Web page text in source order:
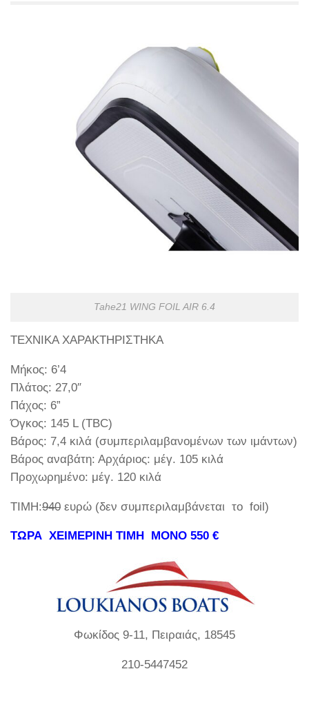
Tahe21 WING FOIL AIR 6.4
ΤΕΧΝΙΚΑ ΧΑΡΑΚΤΗΡΙΣΤΗΚΑ
Μήκος: 6’4
Πλάτος: 27,0″
Πάχος: 6”
Όγκος: 145 L (TBC)
Βάρος: 7,4 κιλά (συμπεριλαμβανομένων των ιμάντων)
Βάρος αναβάτη: Αρχάριος: μέγ. 105 κιλά
Προχωρημένο: μέγ. 120 κιλά
ΤΙΜΗ:940 ευρώ (δεν συμπεριλαμβάνεται το foil)
ΤΩΡΑ ΧΕΙΜΕΡΙΝΗ ΤΙΜΗ ΜΟΝΟ 550 €
Φωκίδος 9-11, Πειραιάς, 18545
210-5447452